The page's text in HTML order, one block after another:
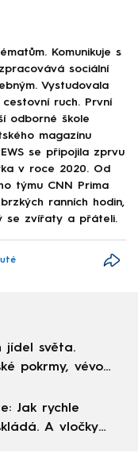
Komunikuje s
sociální
Vystudovala
ruch. První
odborné škole
magazínu
se připojila zprvu
v roce 2020. Od
týmu CNN Prima
ranních hodin,
se zvířaty a přáteli.
jídel světa.
pokrmy, vévodí
Jak rychle
A vločky